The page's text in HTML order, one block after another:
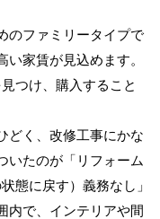
のファミリータイプで
家賃が見込めます。
つけ、購入すること
どく、改修工事にかな
いたのが「リフォーム
態に戻す）義務なし」
内で、インテリアや間